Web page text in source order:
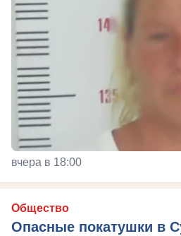
вчера в 18:00
Общество
Опасные покатушки в